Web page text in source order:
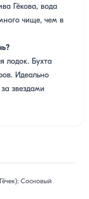
Гёкова, вода
чище, чем в
лодок. Бухта
Идеально
звездами
Сосновый